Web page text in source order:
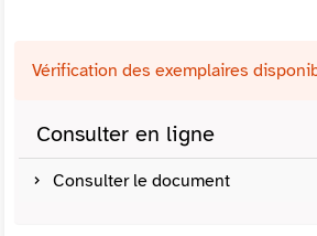
Vérification des exemplaires
Consulter en ligne
Consulter le document